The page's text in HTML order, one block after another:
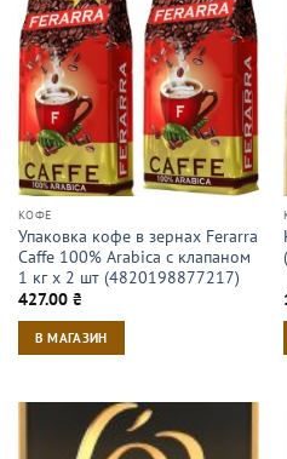
КОФЕ
Упаковка кофе в зернах Ferarra
Caffe 100% Arabica с клапаном
1 кг х 2 шт (4820198877217)
427.00 ₴
В МАГАЗИН